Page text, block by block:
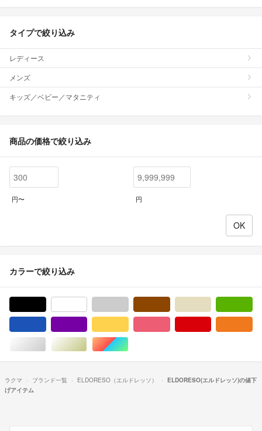
タイプで絞り込み
レディース
メンズ
キッズ／ベビー／マタニティ
商品の価格で絞り込み
円〜 円
カラーで絞り込み
シルバー/銀色系ゴールド/金色系マルチカラー
ラクマ ブランド一覧 ELDORESO（エルドレッソ）
ELDORESO(エルドレッソ)の値下
げアイテム